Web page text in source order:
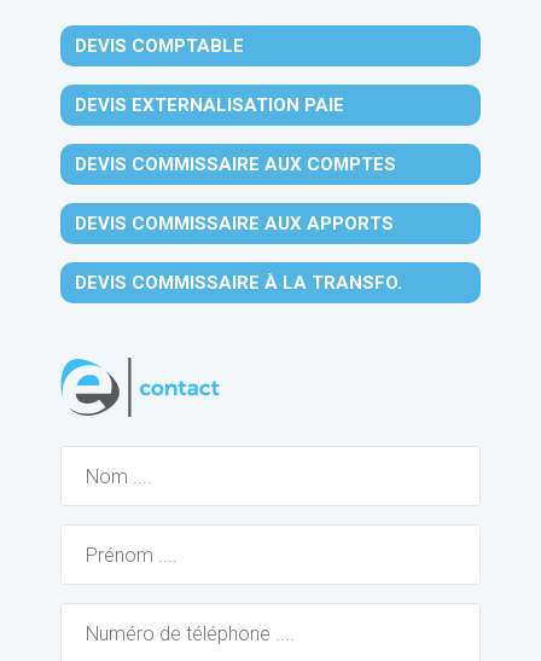
DEVIS COMPTABLE
DEVIS EXTERNALISATION PAIE
DEVIS COMMISSAIRE AUX COMPTES
DEVIS COMMISSAIRE AUX APPORTS
DEVIS COMMISSAIRE À LA TRANSFO.